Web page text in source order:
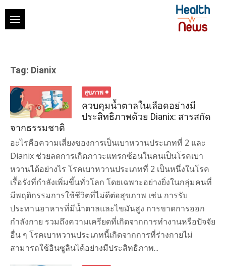
content
Tag: Dianix
สุขภาพ
ควบคุมน้ำตาลในเลือดอย่างมี
ประสิทธิภาพด้วย Dianix: สารสกัด
จากธรรมชาติ
อะไรคือความเสี่ยงของการเป็นเบาหวานประเภทที่ 2 และ
Dianix ช่วยลดการเกิดภาวะแทรกซ้อนในคนเป็นโรคเบา
หวานได้อย่างไร โรคเบาหวานประเภทที่ 2 เป็นหนึ่งในโรค
เรื้อรังที่กำลังเพิ่มขึ้นทั่วโลก โดยเฉพาะอย่างยิ่งในกลุ่มคนที่
มีพฤติกรรมการใช้ชีวิตที่ไม่ดีต่อสุขภาพ เช่น การรับ
ประทานอาหารที่มีน้ำตาลและไขมันสูง การขาดการออก
กำลังกาย รวมถึงความเครียดที่เกิดจากการทำงานหรือปัจจัย
อื่น ๆ โรคเบาหวานประเภทนี้เกิดจากการที่ร่างกายไม่
สามารถใช้อินซูลินได้อย่างมีประสิทธิภาพ...